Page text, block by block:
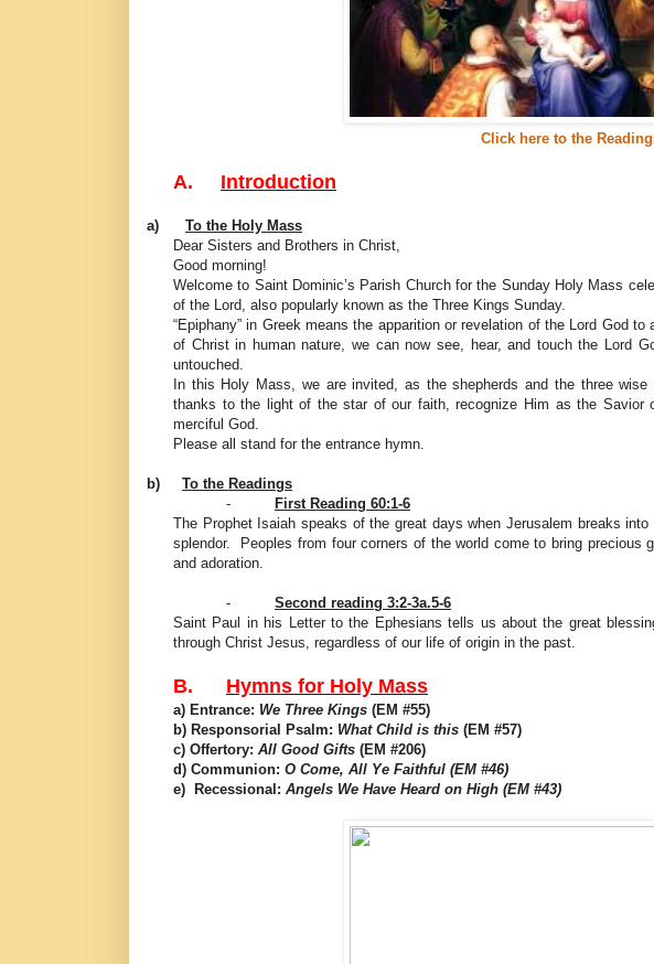
Click here to the
A. Introduction
a)
To the Holy Mass
Dear Sisters and Brothers in Christ,
Good morning!
Welcome to Saint Dominic’s Parish Church for the Sunday Holy Mass
of the Lord, also popularly known as the Three Kings Sunday.
“Epiphany” in Greek means the apparition or revelation of the Lord God
of Christ in human nature, we can now see, hear, and touch the Lord
untouched.
In this Holy Mass, we are invited, as the shepherds and the three
thanks to the light of the star of our faith, recognize Him as the Savior
merciful God.
Please all stand for the entrance hymn.
b)
To the Readings
-
First Reading 60:1-6
The Prophet Isaiah speaks of the great days when Jerusalem breaks
splendor. Peoples from four corners of the world come to bring precious
and adoration.
-
Second reading 3:2-3a.5-6
Saint Paul in his Letter to the Ephesians tells us about the great
through Christ Jesus, regardless of our life of origin in the past.
B. Hymns for Holy Mass
a) Entrance: We Three Kings (EM #55)
b) Responsorial Psalm: What Child is this (EM #57)
c) Offertory: All Good Gifts (EM #206)
d) Communion: O Come, All Ye Faithful (EM #46)
e) Recessional: Angels We Have Heard on High (EM #43)